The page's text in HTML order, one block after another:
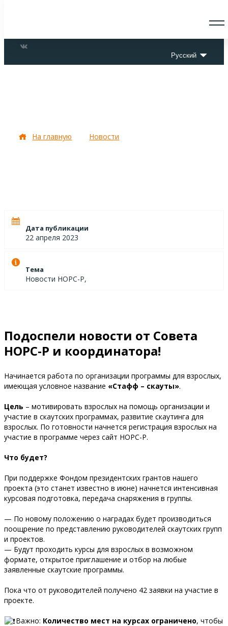
Русский
О СКАУТАХ
На главную Новости
Дата публикации
22 апреля 2023
Тема
Новости НОРС-Р,
Подоспели новости от Совета
НОРС-Р и координатора!
Начинается работа по организации программы для взрослых,
имеющая условное название «Стафф – скауты».
Цель – мотивировать взрослых на помощь организации и
участие в скаутских программах, развитие скаутинга для
взрослых. По готовности начнется регистрация взрослых на
участие в программе через сайт НОРС-Р.
Что будет?
При поддержке Фондом президентских грантов нашего
проекта (это станет известно в июне) начнется интенсивная
курсовая подготовка, передача снаряжения в группы.
— По новому положению о наградах будет производиться
поощрение по представлению руководителей скаутских групп
и проектов.
— Будут проходить курсы для взрослых в возможном
формате, открытое приглашение и отбор на любые
заявленные скаутские программы.
Пока что от руководителей получено 42 заявки на участие в
проекте.
Важно: Количество мест на курсах ограничено, чтобы